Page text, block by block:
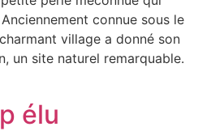
connue sous le
village a donné son
un site naturel remarquable.
élu